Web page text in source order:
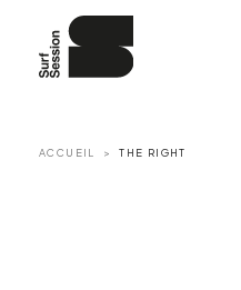
ACCUEIL THE RIGHT